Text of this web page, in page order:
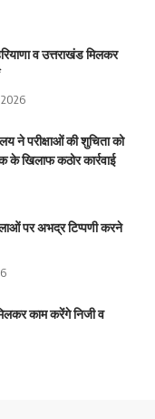
व उत्तराखंड मिलकर
ने परीक्षाओं की शुचिता को
के खिलाफ कठोर कार्रवाई
पर अभद्र टिप्पणी करने
काम करेंगे निजी व